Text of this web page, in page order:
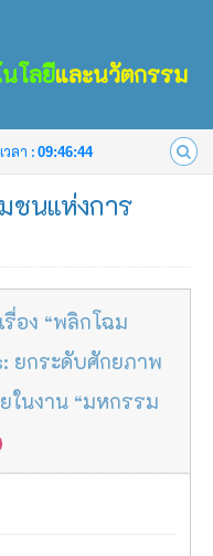
โลยีและนวัตกรรม
เวลา : 09:46:45
ชนแห่งการ
รื่อง “พลิกโฉม
ยกระดับศักยภาพ
ในงาน “มหกรรม